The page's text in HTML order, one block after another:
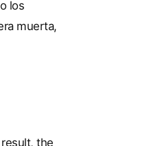
los
muerta,
the